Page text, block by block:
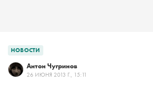
НОВОСТИ
Антон Чугринов
26 ИЮНЯ 2013 Г., 15:11